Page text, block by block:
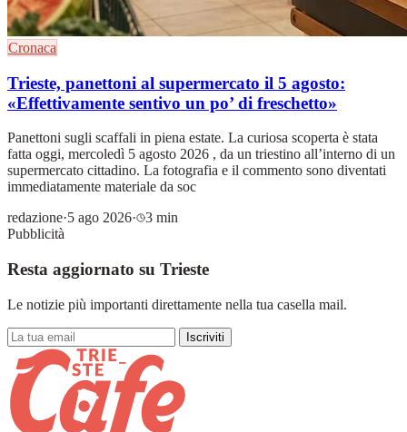
Cronaca
Trieste, panettoni al supermercato il 5 agosto:
«Effettivamente sentivo un po’ di freschetto»
Panettoni sugli scaffali in piena estate. La curiosa scoperta è stata
fatta oggi, mercoledì 5 agosto 2026 , da un triestino all’interno di un
supermercato cittadino. La fotografia e il commento sono diventati
immediatamente materiale da soc
redazione·5 ago 2026·
3 min
Pubblicità
Resta aggiornato su Trieste
Le notizie più importanti direttamente nella tua casella mail.
Iscriviti